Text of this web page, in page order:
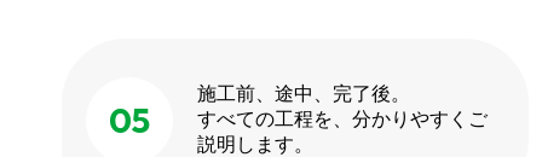
05
施工前、途中、完了後。
すべての工程を、分かりやすくご
説明します。